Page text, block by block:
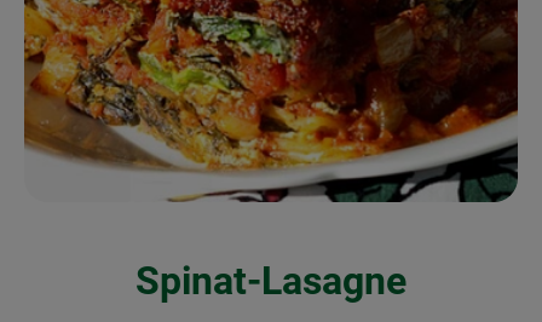
Obst & Gemüse
Frisches
Naturkost
Spinat-Lasagne